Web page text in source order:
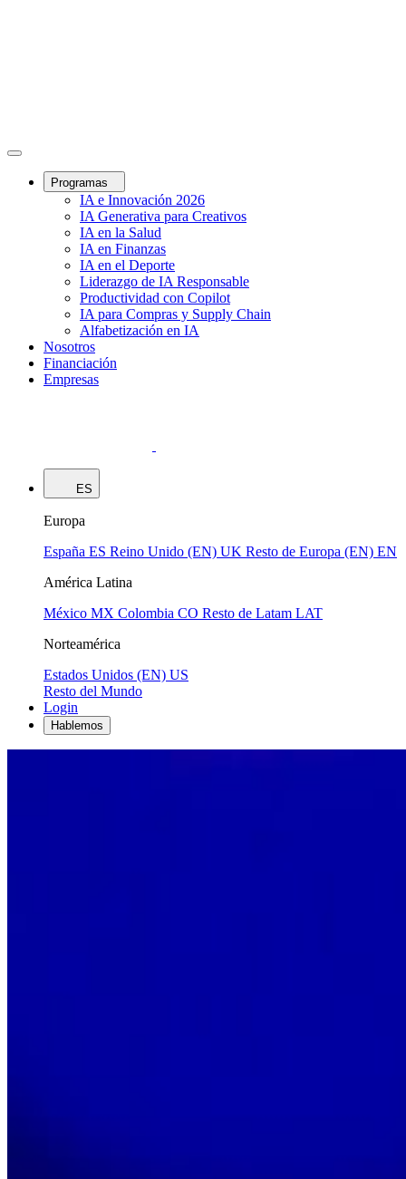
Programas
IA e Innovación 2026
IA Generativa para Creativos
IA en la Salud
IA en Finanzas
IA en el Deporte
Liderazgo de IA Responsable
Productividad con Copilot
IA para Compras y Supply Chain
Alfabetización en IA
Nosotros
Financiación
Empresas
ES
Europa
España ES Reino Unido (EN) UK Resto de Europa (EN) EN
América Latina
México MX Colombia CO Resto de Latam LAT
Norteamérica
Estados Unidos (EN) US
Resto del Mundo
Login
Hablemos